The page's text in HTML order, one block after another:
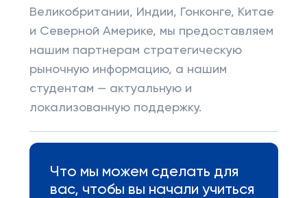
Великобритании, Индии, Гонконге, Китае
и Северной Америке, мы предоставляем
нашим партнерам стратегическую
рыночную информацию, а нашим
студентам — актуальную и
локализованную поддержку.
Что мы можем сделать для
вас, чтобы вы начали учиться